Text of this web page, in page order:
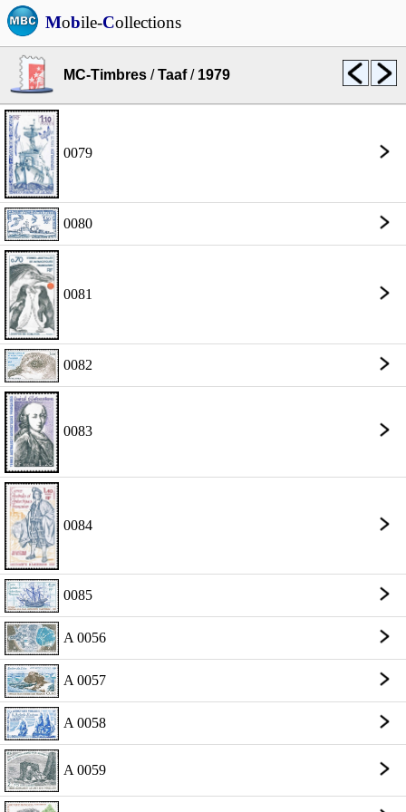
Mobile-Collections
MC-Timbres /Taaf/ 1979
0079
0080
0081
0082
0083
0084
0085
A 0056
A 0057
A 0058
A 0059